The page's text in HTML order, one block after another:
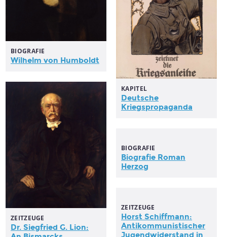
BIOGRAFIE
Wilhelm von Humboldt
KAPITEL
Deutsche
Kriegspropaganda
ZEITZEUGE
Dr. Siegfried G. Lion:
BIOGRAFIE
Biografie Roman
Herzog
ZEITZEUGE
Horst Schiffmann:
Antikommunistischer
Jugendwiderstand in